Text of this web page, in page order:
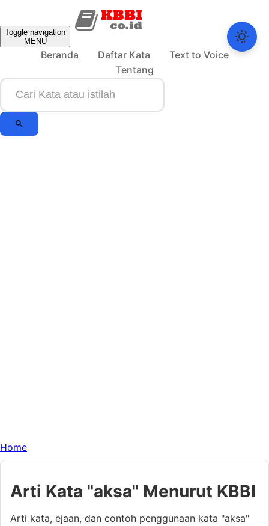
Toggle navigation
MENU
Beranda Daftar Kata
Text to Voice
Tentang
Home
Arti Kata "aksa" Menurut KBBI
Arti kata, ejaan, dan contoh penggunaan kata "aksa"